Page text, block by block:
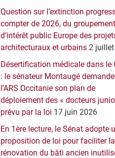
Question sur l’extinction
compter de 2026, du groupement
d’intérêt public Europe des
architecturaux et urbains 2
Désertification médicale dans le
: le sénateur Montaugé
l’ARS Occitanie son plan de
déploiement des « docteurs
prévu par la loi 17 juin 2026
En 1ère lecture, le Sénat adopte
proposition de loi pour faciliter la
rénovation du bâti ancien